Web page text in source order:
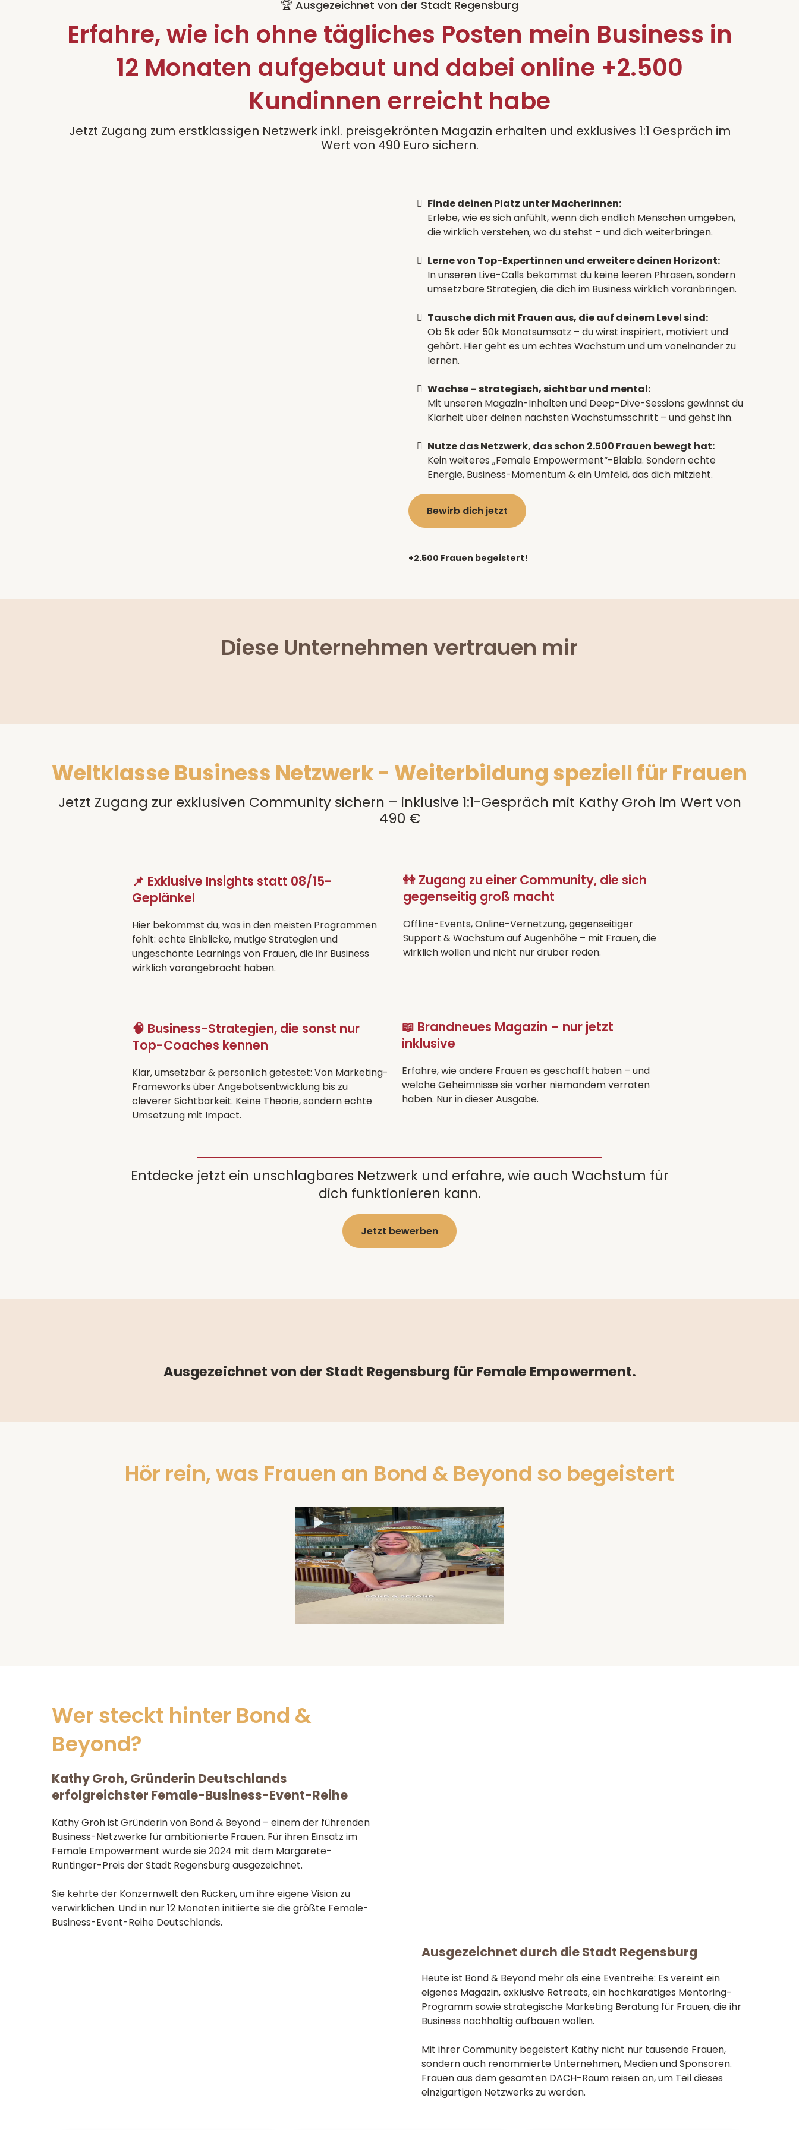
🏆 Ausgezeichnet von der Stadt Regensburg
Erfahre, wie ich ohne tägliches Posten mein Business in
12 Monaten aufgebaut und dabei online +2.500
Kundinnen erreicht habe
Jetzt Zugang zum erstklassigen Netzwerk inkl. preisgekrönten Magazin erhalten und exklusives 1:1 Gespräch im
Wert von 490 Euro sichern.
Finde deinen Platz unter Macherinnen:
Erlebe, wie es sich anfühlt, wenn dich endlich Menschen umgeben,
die wirklich verstehen, wo du stehst – und dich weiterbringen.
Lerne von Top-Expertinnen und erweitere deinen Horizont:
In unseren Live-Calls bekommst du keine leeren Phrasen, sondern
umsetzbare Strategien, die dich im Business wirklich voranbringen.
Tausche dich mit Frauen aus, die auf deinem Level sind:
Ob 5k oder 50k Monatsumsatz – du wirst inspiriert, motiviert und
gehört. Hier geht es um echtes Wachstum und um voneinander zu
lernen.
Wachse – strategisch, sichtbar und mental:
Mit unseren Magazin-Inhalten und Deep-Dive-Sessions gewinnst du
Klarheit über deinen nächsten Wachstumsschritt – und gehst ihn.
Nutze das Netzwerk, das schon 2.500 Frauen bewegt hat:
Kein weiteres „Female Empowerment“-Blabla. Sondern echte
Energie, Business-Momentum & ein Umfeld, das dich mitzieht.
Bewirb dich jetzt
+2.500 Frauen begeistert!
Diese Unternehmen vertrauen mir
Weltklasse Business Netzwerk - Weiterbildung speziell für Frauen
Jetzt Zugang zur exklusiven Community sichern – inklusive 1:1-Gespräch mit Kathy Groh im Wert von
490 €
📌 Exklusive Insights statt 08/15-
Geplänkel
Hier bekommst du, was in den meisten Programmen
fehlt: echte Einblicke, mutige Strategien und
ungeschönte Learnings von Frauen, die ihr Business
wirklich vorangebracht haben.
👭 Zugang zu einer Community, die sich
gegenseitig groß macht
Offline-Events, Online-Vernetzung, gegenseitiger
Support & Wachstum auf Augenhöhe – mit Frauen, die
wirklich wollen und nicht nur drüber reden.
🧠 Business-Strategien, die sonst nur
Top-Coaches kennen
Klar, umsetzbar & persönlich getestet: Von Marketing-
Frameworks über Angebotsentwicklung bis zu
cleverer Sichtbarkeit. Keine Theorie, sondern echte
Umsetzung mit Impact.
📖 Brandneues Magazin – nur jetzt
inklusive
Erfahre, wie andere Frauen es geschafft haben – und
welche Geheimnisse sie vorher niemandem verraten
haben. Nur in dieser Ausgabe.
Entdecke jetzt ein unschlagbares Netzwerk und erfahre, wie auch Wachstum für
dich funktionieren kann.
Jetzt bewerben
Ausgezeichnet von der Stadt Regensburg für Female Empowerment.
Hör rein, was Frauen an Bond & Beyond so begeistert
Wer steckt hinter Bond &
Beyond?
Kathy Groh, Gründerin Deutschlands
erfolgreichster Female-Business-Event-Reihe
Kathy Groh ist Gründerin von Bond & Beyond – einem der führenden
Business-Netzwerke für ambitionierte Frauen. Für ihren Einsatz im
Female Empowerment wurde sie 2024 mit dem Margarete-
Runtinger-Preis der Stadt Regensburg ausgezeichnet.
Sie kehrte der Konzernwelt den Rücken, um ihre eigene Vision zu
verwirklichen. Und in nur 12 Monaten initiierte sie die größte Female-
Business-Event-Reihe Deutschlands.
Ausgezeichnet durch die Stadt Regensburg
Heute ist Bond & Beyond mehr als eine Eventreihe: Es vereint ein
eigenes Magazin, exklusive Retreats, ein hochkarätiges Mentoring-
Programm sowie strategische Marketing Beratung für Frauen, die ihr
Business nachhaltig aufbauen wollen.
Mit ihrer Community begeistert Kathy nicht nur tausende Frauen,
sondern auch renommierte Unternehmen, Medien und Sponsoren.
Frauen aus dem gesamten DACH-Raum reisen an, um Teil dieses
einzigartigen Netzwerks zu werden.